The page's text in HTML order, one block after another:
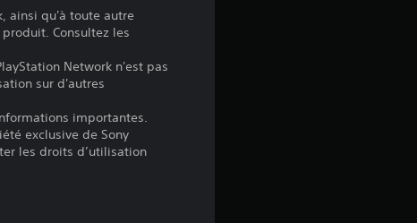
ainsi qu'à toute autre
Consultez les
Network n'est pas
sur d'autres
importantes.
exclusive de Sony
les droits d’utilisation